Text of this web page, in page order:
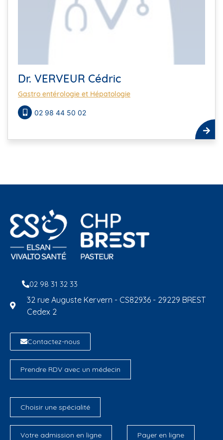
Dr. VERVEUR Cédric
Gastro entérologie et Hépatologie
02 98 44 50 02
02 98 31 32 33
32 rue Auguste Kervern - CS82936 - 29229 BREST
Cedex 2
Contactez-nous
Prendre RDV avec un médecin
Choisir une spécialité
Votre admission en ligne Payer en ligne